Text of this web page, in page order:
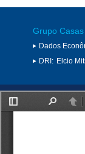
Grupo Casas
Dados
DRI: Elcio